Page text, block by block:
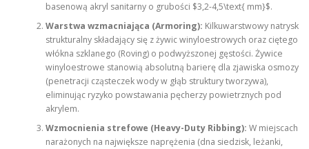
basenową akryl sanitarny o grubości $3,2-4,5\text{ mm}$.
Warstwa wzmacniająca (Armoring): Kilkuwarstwowy natrysk
strukturalny składający się z żywic winyloestrowych oraz ciętego
włókna szklanego (Roving) o podwyższonej gęstości. Żywice
winyloestrowe stanowią absolutną barierę dla zjawiska osmozy
(penetracji cząsteczek wody w głąb struktury tworzywa),
eliminując ryzyko powstawania pęcherzy powietrznych pod
akrylem.
Wzmocnienia strefowe (Heavy-Duty Ribbing): W miejscach
narażonych na największe naprężenia (dna siedzisk, leżanki,